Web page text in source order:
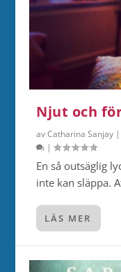
Njut och
avCatharina Sanjay
|
En så outsäglig
inte kan släppa.
LÄS MER